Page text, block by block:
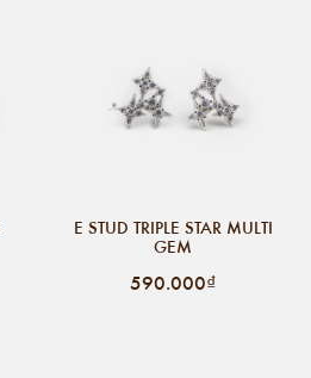
E STUD TRIPLE STAR MULTI
GEM
590.000₫